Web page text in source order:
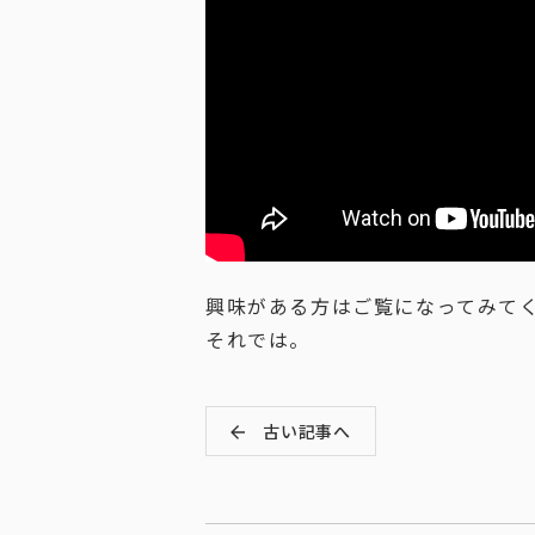
興味がある方はご覧になってみて
それでは。
古い記事へ